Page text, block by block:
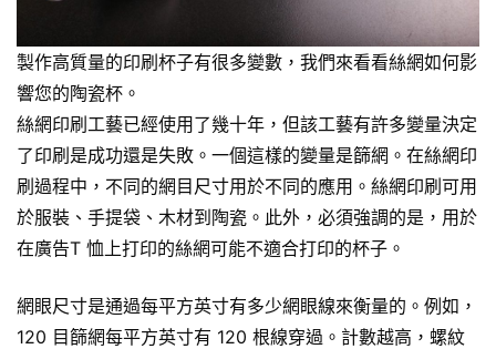
製作高質量的印刷杯子有很多變數，我們來看看絲網如何影
響您的陶瓷杯 。
絲網印刷工藝已經使用了幾十年，但該工藝有許多變量決定
了印刷是成功還是失敗。一個這樣的變量是篩網。在絲網印
刷過程中，不同的網目尺寸用於不同的應用。絲網印刷可用
於服裝、 手提袋 、木材到陶瓷。此外，必須強調的是，用於
在廣告T 恤 上打印的絲網可能不適合打印的杯子。
網眼尺寸是通過每平方英寸有多少網眼線來衡量的。例如，
120 目篩網每平方英寸有 120 根線穿過。計數越高，螺紋